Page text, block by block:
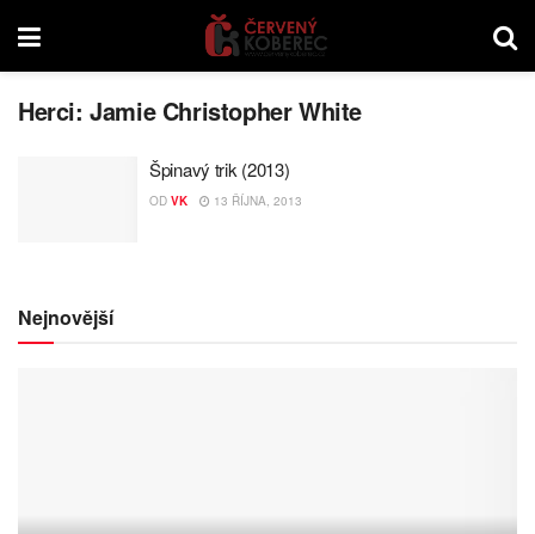
Herci:Jamie Christopher White
Špinavý trik (2013)
OD VK 13 ŘÍJNA, 2013
Nejnovější